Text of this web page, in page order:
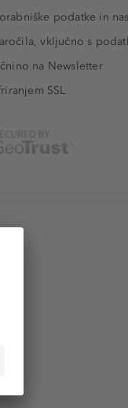
podatke in
vključno s
na Newsletter
SSL